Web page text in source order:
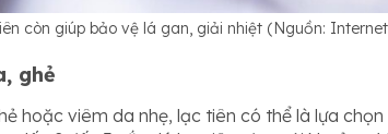
còn giúp bảo vệ lá gan, giải nhiệt (Nguồn:
ghẻ
hoặc viêm da nhẹ, lạc tiên có thể là lựa chọn